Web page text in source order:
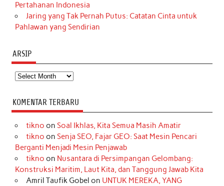
Pertahanan Indonesia
Jaring yang Tak Pernah Putus: Catatan Cinta untuk
Pahlawan yang Sendirian
ARSIP
Arsip
KOMENTAR TERBARU
tikno on Soal Ikhlas, Kita Semua Masih Amatir
tikno on Senja SEO, Fajar GEO: Saat Mesin Pencari
Berganti Menjadi Mesin Penjawab
tikno on Nusantara di Persimpangan Gelombang:
Konstruksi Maritim, Laut Kita, dan Tanggung Jawab Kita
Amril Taufik Gobel on UNTUK MEREKA, YANG